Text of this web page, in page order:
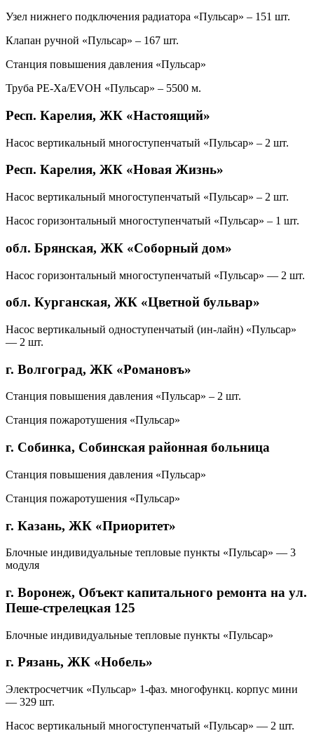
Узел нижнего подключения радиатора «Пульсар» – 151 шт.
Клапан ручной «Пульсар» – 167 шт.
Станция повышения давления «Пульсар»
Труба PE-Xa/EVOH «Пульсар» – 5500 м.
Респ. Карелия, ЖК «Настоящий»
Насос вертикальный многоступенчатый «Пульсар» – 2 шт.
Респ. Карелия, ЖК «Новая Жизнь»
Насос вертикальный многоступенчатый «Пульсар» – 2 шт.
Насос горизонтальный многоступенчатый «Пульсар» – 1 шт.
обл. Брянская, ЖК «Соборный дом»
Насос горизонтальный многоступенчатый «Пульсар» — 2 шт.
обл. Курганская, ЖК «Цветной бульвар»
Насос вертикальный одноступенчатый (ин-лайн) «Пульсар»
— 2 шт.
г. Волгоград, ЖК «Романовъ»
Станция повышения давления «Пульсар» – 2 шт.
Станция пожаротушения «Пульсар»
г. Собинка, Собинская районная больница
Станция повышения давления «Пульсар»
Станция пожаротушения «Пульсар»
г. Казань, ЖК «Приоритет»
Блочные индивидуальные тепловые пункты «Пульсар» — 3
модуля
г. Воронеж, Объект капитального ремонта на ул.
Пеше-стрелецкая 125
Блочные индивидуальные тепловые пункты «Пульсар»
г. Рязань, ЖК «Нобель»
Электросчетчик «Пульсар» 1-фаз. многофункц. корпус мини
— 329 шт.
Насос вертикальный многоступенчатый «Пульсар» — 2 шт.